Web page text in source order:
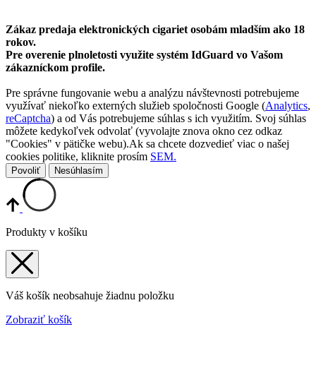
Zákaz predaja elektronických cigariet osobám mladším ako 18
rokov.
Pre overenie plnoletosti využite systém IdGuard vo Vašom
zákazníckom profile.
Pre správne fungovanie webu a analýzu návštevnosti potrebujeme
využívať niekoľko externých služieb spoločnosti Google (Analytics,
reCaptcha) a od Vás potrebujeme súhlas s ich využitím. Svoj súhlas
môžete kedykoľvek odvolať (vyvolajte znova okno cez odkaz
"Cookies" v pätičke webu).Ak sa chcete dozvedieť viac o našej
cookies politike, kliknite prosím SEM.
Povoliť Nesúhlasím
Produkty v košíku
Váš košík neobsahuje žiadnu položku
Zobraziť košík